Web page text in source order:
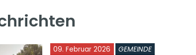
09. Februar 2026 GEMEINDE